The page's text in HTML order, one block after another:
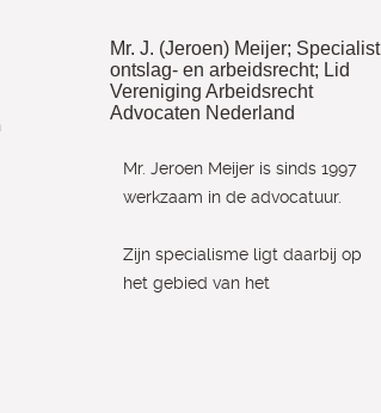
Mr. J. (Jeroen) Meijer; Specialist
ontslag- en arbeidsrecht; Lid
Vereniging Arbeidsrecht
Advocaten Nederland
Mr. Jeroen Meijer is sinds 1997
werkzaam in de advocatuur.
Zijn specialisme ligt daarbij op
het gebied van het